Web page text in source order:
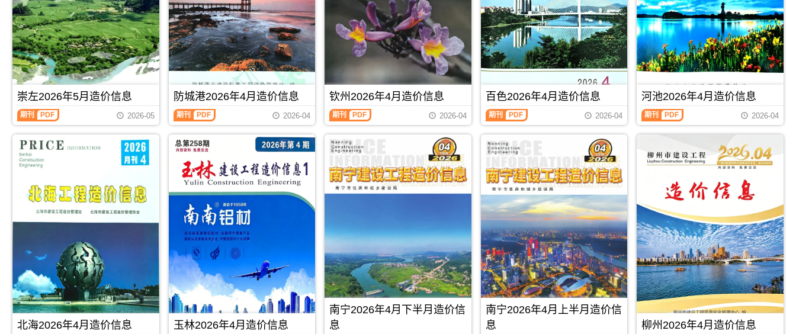
招
投
标
参
考
文
件，
桂
林
市
造
价
息
期
刊
PDF
建
材
取
价
指
导，
崇
造
价
信
期
刊
PDF
北
息
期
刊
PDF
建
材
参
考
价，
防
城
造
价
信
刊
汇
编，
百
色
市
造
价
息
期
刊
PDF
布，
用
于
河
池
工
程
施
工
图
预
算
编
属
于
河
池
市
造
价
信
息
材
价、
筑
市
场
材
料
售
及
工
程
租
台
班
价，
玉
林
市
造
价
息
网
发
布，
南
宁
建
工
程
造
价
信
从
年
开
始
分
为
上
半
月
信
息
价
和
下
半
布，
用
于
柳
州
工
程
估
算
编
制，
柳
州
价
汇
编，
柳
州
市
造
价
信
期
刊
崇左2026年5月造价信息
期刊 PDF 2026-05
防城港2026年4月造价信息
期刊 PDF 2026-04
钦州2026年4月造价信息
期刊 PDF 2026-04
百色2026年4月造价信息
期刊 PDF 2026-04
河池2026年4月造价信息
期刊 PDF 2026-04
北海2026年4月造价信息 玉林2026年4月造价信息
南宁2026年4月下半月造价信
息
南宁2026年4月上半月造价信
息
柳州2026年4月造价信息